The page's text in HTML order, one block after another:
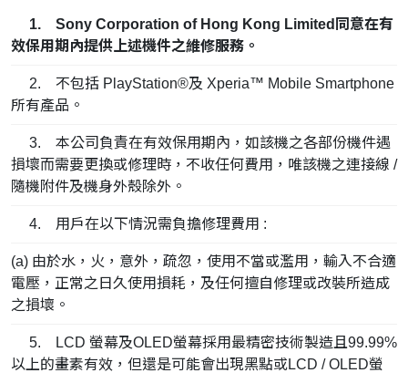
1. Sony Corporation of Hong Kong Limited同意在有
效保用期內提供上述機件之維修服務。
2. 不包括 PlayStation®及 Xperia™ Mobile Smartphone
所有產品。
3. 本公司負責在有效保用期內，如該機之各部份機件遇
損壞而需要更換或修理時，不收任何費用，唯該機之連接線 /
隨機附件及機身外殼除外。
4. 用戶在以下情況需負擔修理費用 :
(a) 由於水，火，意外，疏忽，使用不當或濫用，輸入不合適
電壓，正常之日久使用損耗，及任何擅自修理或改裝所造成
之損壞。
5. LCD 螢幕及OLED螢幕採用最精密技術製造且99.99%
以上的畫素有效，但還是可能會出現黑點或LCD / OLED螢